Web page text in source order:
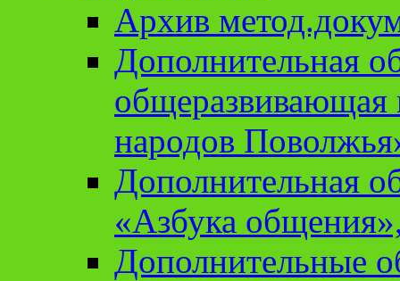
Архив
Дополнительная
народов
Дополнительная
«Азбука
Дополнительные